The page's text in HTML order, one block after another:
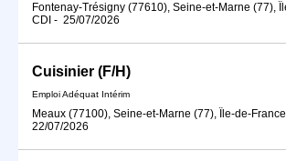
Fontenay-Trésigny (77610), Seine-et-Marne (77),
CDI - 25/07/2026
Cuisinier (F/H)
Emploi Adéquat Intérim
Meaux (77100), Seine-et-Marne (77), Île-de-France
22/07/2026